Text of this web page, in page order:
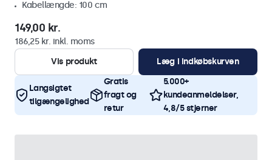
Kabellængde: 100 cm
149,00 kr.
186,25 kr. inkl. moms
Vis produkt
Læg i indkøbskurven
Langsigtet
tilgængelighed
Gratis
fragt og
retur
5.000+
kundeanmeldelser,
4,8/5 stjerner